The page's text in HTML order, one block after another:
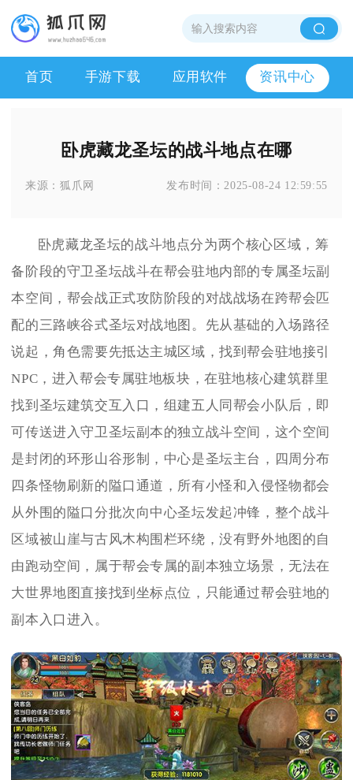
首页 手游下载 应用软件 资讯中心
卧虎藏龙圣坛的战斗地点在哪
来源：狐爪网 发布时间：2025-08-24 12:59:55
卧虎藏龙圣坛的战斗地点分为两个核心区域，筹
备阶段的守卫圣坛战斗在帮会驻地内部的专属圣坛副
本空间，帮会战正式攻防阶段的对战战场在跨帮会匹
配的三路峡谷式圣坛对战地图。先从基础的入场路径
说起，角色需要先抵达主城区域，找到帮会驻地接引
NPC，进入帮会专属驻地板块，在驻地核心建筑群里
找到圣坛建筑交互入口，组建五人同帮会小队后，即
可传送进入守卫圣坛副本的独立战斗空间，这个空间
是封闭的环形山谷形制，中心是圣坛主台，四周分布
四条怪物刷新的隘口通道，所有小怪和入侵怪物都会
从外围的隘口分批次向中心圣坛发起冲锋，整个战斗
区域被山崖与古风木构围栏环绕，没有野外地图的自
由跑动空间，属于帮会专属的副本独立场景，无法在
大世界地图直接找到坐标点位，只能通过帮会驻地的
副本入口进入。